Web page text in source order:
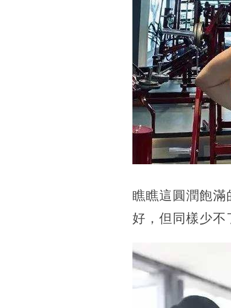
瞧瞧這圓潤飽滿
好，但同樣少不